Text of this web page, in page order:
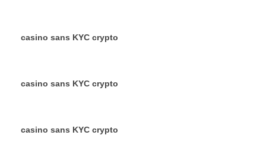
casino sans KYC crypto
casino sans KYC crypto
casino sans KYC crypto